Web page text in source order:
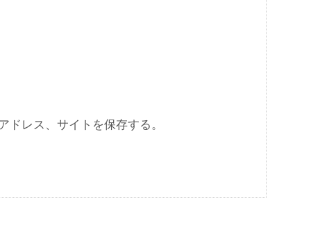
レス、サイトを保存する。